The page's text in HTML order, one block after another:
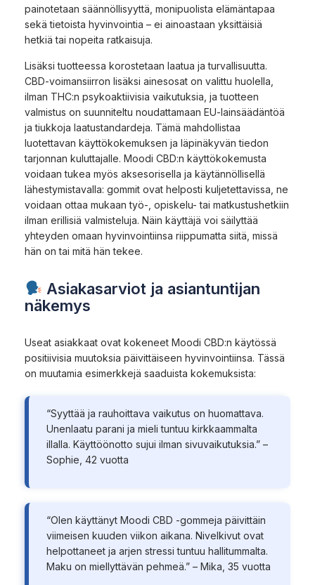
painotetaan säännöllisyyttä, monipuolista elämäntapaa
sekä tietoista hyvinvointia – ei ainoastaan yksittäisiä
hetkiä tai nopeita ratkaisuja.
Lisäksi tuotteessa korostetaan laatua ja turvallisuutta.
CBD-voimansiirron lisäksi ainesosat on valittu huolella,
ilman THC:n psykoaktiivisia vaikutuksia, ja tuotteen
valmistus on suunniteltu noudattamaan EU-lainsäädäntöä
ja tiukkoja laatustandardeja. Tämä mahdollistaa
luotettavan käyttökokemuksen ja läpinäkyvän tiedon
tarjonnan kuluttajalle. Moodi CBD:n käyttökokemusta
voidaan tukea myös aksesorisella ja käytännöllisellä
lähestymistavalla: gommit ovat helposti kuljetettavissa, ne
voidaan ottaa mukaan työ-, opiskelu- tai matkustushetkiin
ilman erillisiä valmisteluja. Näin käyttäjä voi säilyttää
yhteyden omaan hyvinvointiinsa riippumatta siitä, missä
hän on tai mitä hän tekee.
Asiakasarviot ja asiantuntijan
näkemys
Useat asiakkaat ovat kokeneet Moodi CBD:n käytössä
positiivisia muutoksia päivittäiseen hyvinvointiinsa. Tässä
on muutamia esimerkkejä saaduista kokemuksista:
“Syyttää ja rauhoittava vaikutus on huomattava.
Unenlaatu parani ja mieli tuntuu kirkkaammalta
illalla. Käyttöönotto sujui ilman sivuvaikutuksia.” –
Sophie, 42 vuotta
“Olen käyttänyt Moodi CBD -gommeja päivittäin
viimeisen kuuden viikon aikana. Nivelkivut ovat
helpottaneet ja arjen stressi tuntuu hallitummalta.
Maku on miellyttävän pehmeä.” – Mika, 35 vuotta